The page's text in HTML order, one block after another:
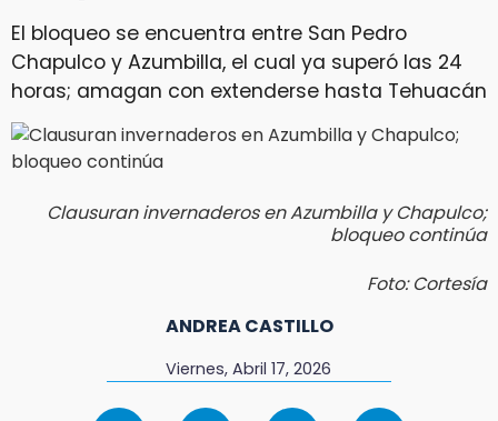
El bloqueo se encuentra entre San Pedro
Chapulco y Azumbilla, el cual ya superó las 24
horas; amagan con extenderse hasta Tehuacán
Clausuran invernaderos en Azumbilla y Chapulco;
bloqueo continúa
Foto: Cortesía
ANDREA CASTILLO
Viernes, Abril 17, 2026